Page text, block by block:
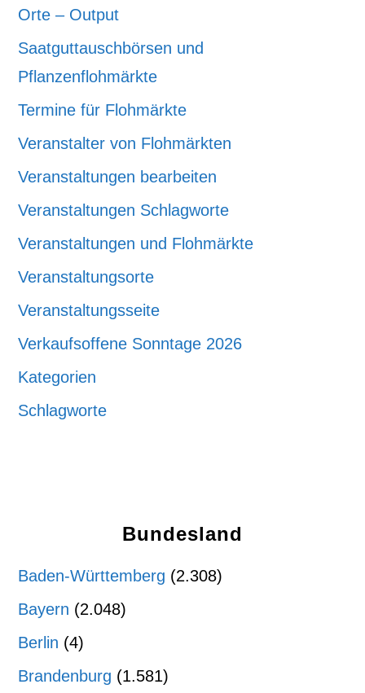
Orte – Output
Saatguttauschbörsen und
Pflanzenflohmärkte
Termine für Flohmärkte
Veranstalter von Flohmärkten
Veranstaltungen bearbeiten
Veranstaltungen Schlagworte
Veranstaltungen und Flohmärkte
Veranstaltungsorte
Veranstaltungsseite
Verkaufsoffene Sonntage 2026
Kategorien
Schlagworte
Bundesland
Baden-Württemberg (2.308)
Bayern (2.048)
Berlin (4)
Brandenburg (1.581)